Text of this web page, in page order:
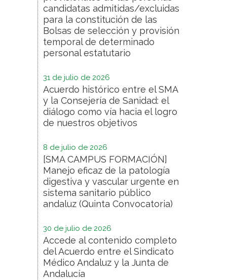
candidatas admitidas/excluidas
para la constitución de las
Bolsas de selección y provisión
temporal de determinado
personal estatutario
31 de julio de 2026
Acuerdo histórico entre el SMA
y la Consejería de Sanidad: el
diálogo como vía hacia el logro
de nuestros objetivos
8 de julio de 2026
[SMA CAMPUS FORMACIÓN]
Manejo eficaz de la patología
digestiva y vascular urgente en
sistema sanitario público
andaluz (Quinta Convocatoria)
30 de julio de 2026
Accede al contenido completo
del Acuerdo entre el Sindicato
Médico Andaluz y la Junta de
Andalucía